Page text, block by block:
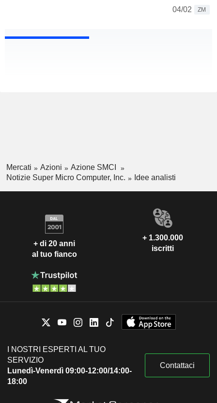
04/02
ZM
Mercati Azioni
Azione SMCI
Notizie Super Micro Computer, Inc.
Idee analisti
+ di 20 anni
al tuo fianco
+ 1.300.000
iscritti
I NOSTRI ESPERTI AL TUO
SERVIZIO
Lunedì-Venerdì 09:00-12:00/14:00-
18:00
Contattaci